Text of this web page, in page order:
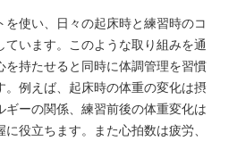
使い、日々の起床時と練習時のコ
ています。このような取り組みを通
を持たせると同時に体調管理を習慣
例えば、起床時の体重の変化は摂
ーの関係、練習前後の体重変化は
役立ちます。また心拍数は疲労、